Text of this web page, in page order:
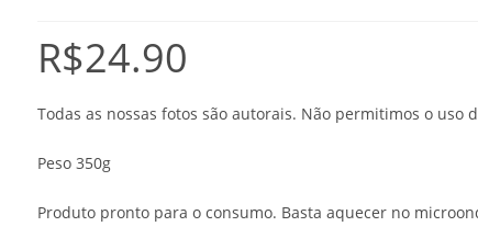
R$24.90
Todas as nossas fotos são autorais. Não permitimos o uso
Peso 350g
Produto pronto para o consumo. Basta aquecer no